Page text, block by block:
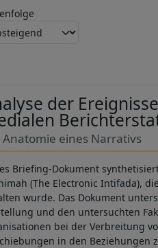
der
Anatomie eines Narrativs
Briefing-Dokument
(The Electronic Intifada),
wurde. Das Dokument
und den untersuchten
bei der Verbreitung
in den Beziehungen